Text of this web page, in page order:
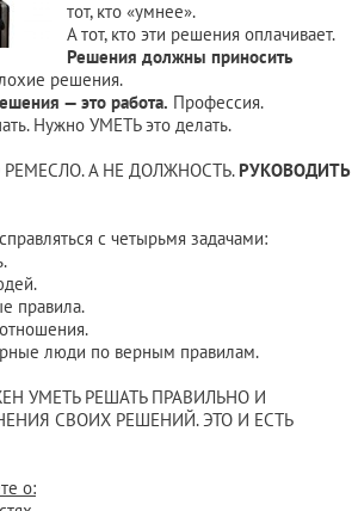
тот, кто «умнее».
А тот, кто эти решения оплачивает.
Решения должны приносить
решения.
— это работа. Профессия.
Нужно УМЕТЬ это делать.
РЕМЕСЛО. А НЕ ДОЛЖНОСТЬ. РУКОВОДИТЬ
с четырьмя задачами:
правила.
люди по верным правилам.
УМЕТЬ РЕШАТЬ ПРАВИЛЬНО И
СВОИХ РЕШЕНИЙ. ЭТО И ЕСТЬ
о: